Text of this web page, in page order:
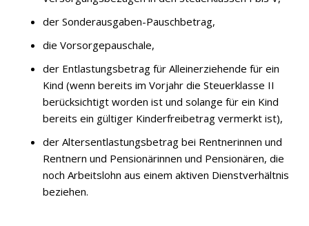
der Sonderausgaben-Pauschbetrag,
die Vorsorgepauschale,
der Entlastungsbetrag für Alleinerziehende für ein
Kind (wenn bereits im Vorjahr die Steuerklasse II
berücksichtigt worden ist und solange für ein Kind
bereits ein gültiger Kinderfreibetrag vermerkt ist),
der Altersentlastungsbetrag bei Rentnerinnen und
Rentnern und Pensionärinnen und Pensionären, die
noch Arbeitslohn aus einem aktiven Dienstverhältnis
beziehen.